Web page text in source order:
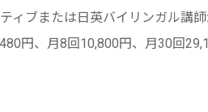
ィブまたは日英バイリンガル講
円、月8回10,800円、月30回